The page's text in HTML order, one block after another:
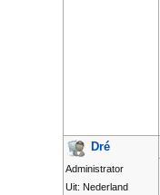
Dré
Administrator
Uit: Nederland